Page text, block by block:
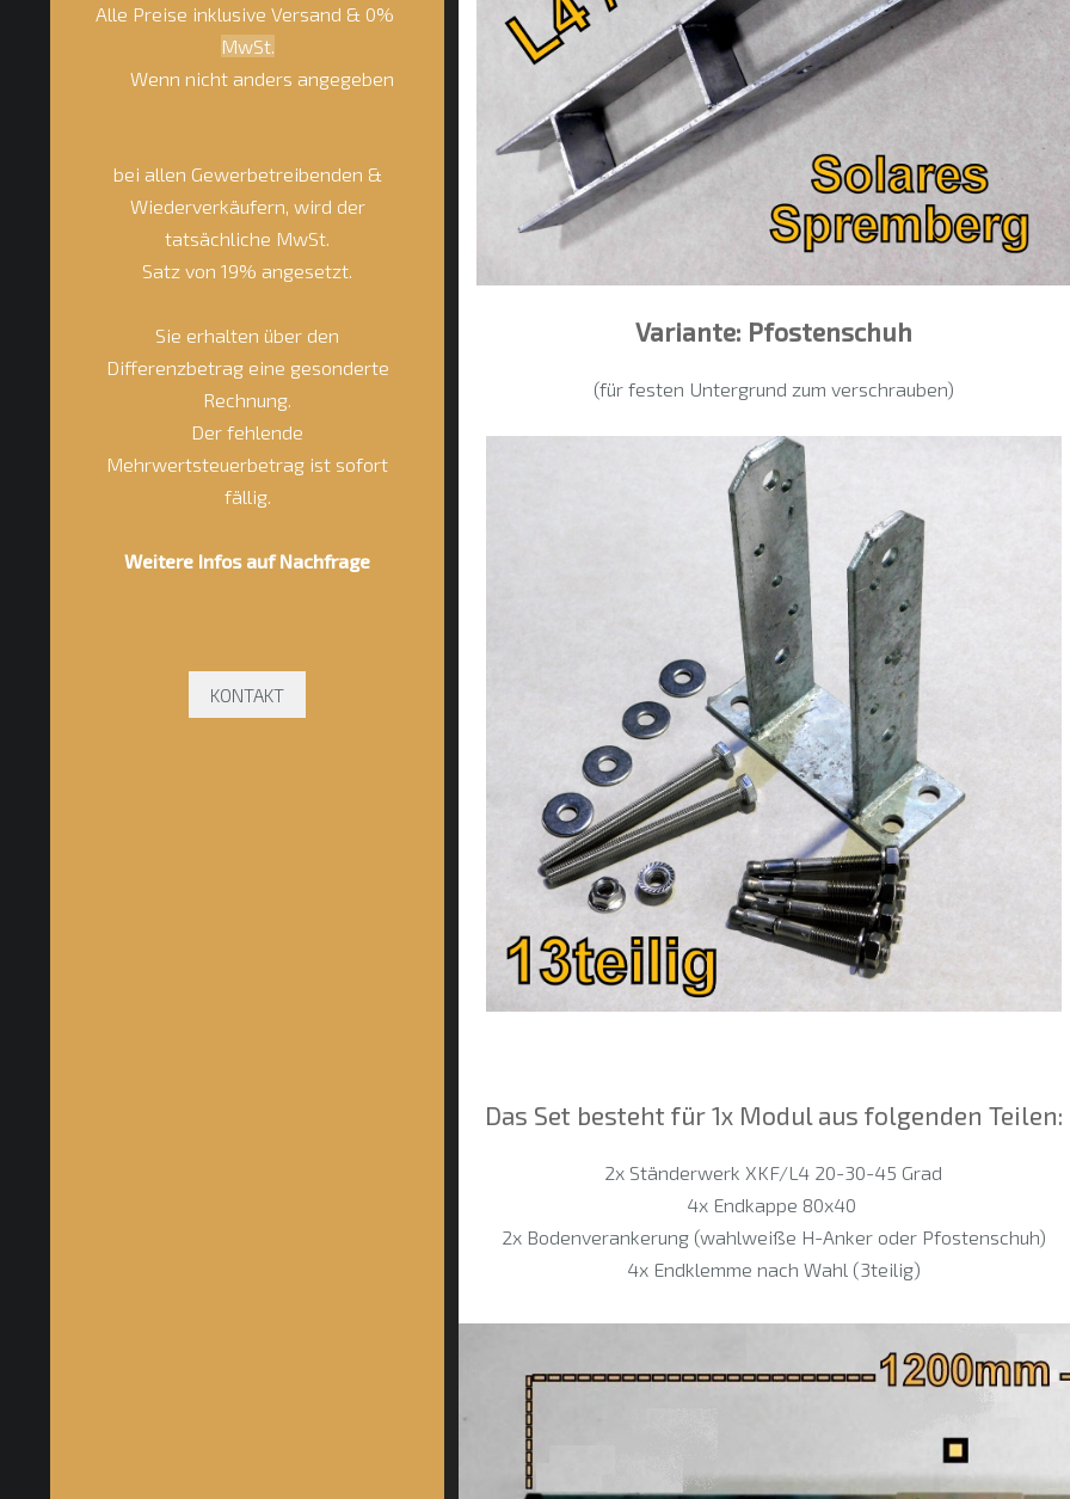
Alle Preise inklusive Versand & 0%
MwSt.
Wenn nicht anders angegeben
bei allen Gewerbetreibenden &
Wiederverkäufern, wird der
tatsächliche MwSt.
Satz von 19% angesetzt.
Sie erhalten über den
Differenzbetrag eine gesonderte
Rechnung.
Der fehlende
Mehrwertsteuerbetrag ist sofort
fällig.
Weitere Infos auf Nachfrage
KONTAKT
Variante: Pfostenschuh
(für festen Untergrund zum verschrauben)
Das Set besteht für 1x Modul aus folgenden Teilen:
2x Ständerwerk XKF/L4 20-30-45 Grad
4x Endkappe 80x40
2x Bodenverankerung (wahlweiße H-Anker oder Pfostenschuh)
4x Endklemme nach Wahl (3teilig)